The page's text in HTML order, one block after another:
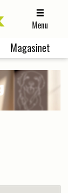
Menu
Magasinet